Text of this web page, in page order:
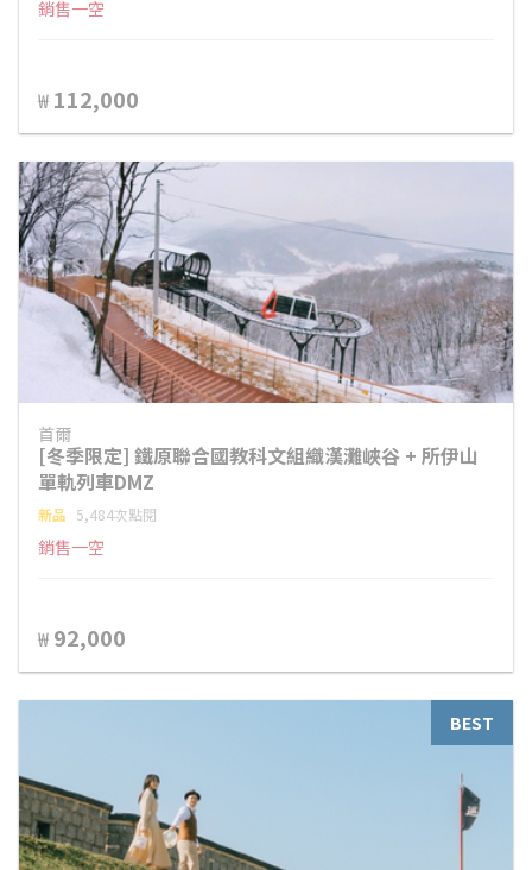
銷售一空
₩ 112,000
首爾
[冬季限定] 鐵原聯合國教科文組織漢灘峽谷 + 所伊山
單軌列車DMZ
新品 5,484次點閱
銷售一空
₩ 92,000
BEST